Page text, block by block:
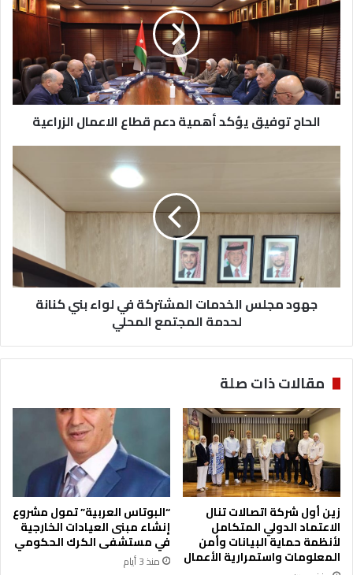
أهمية
دعم
قطاع
الاعمال
الزراعية
الحاج توفيق يؤكد أهمية دعم قطاع الاعمال الزراعية
الخدمات
المشتركة
في
لواء
كنانة
لحدمة
المجتمعجهود مجلس الخدمات المشتركة في لواء بني كنانة
لحدمة المجتمع المحلي
مقالات ذات صلة
زين أول شركة اتصالات تنال
الاعتماد الدولي المتكامل
لأنظمة حماية البيانات وأمن
المعلومات واستمرارية الأعمال
“البوتاس العربية” تمول مشروع
إنشاء مبنى العيادات الخارجية
في مستشفى الكرك الحكومي
منذ 3 أيام